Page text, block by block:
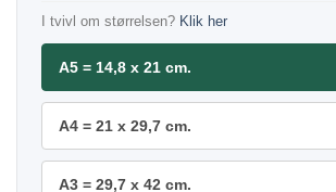
I tvivl om størrelsen? Klik her
A5 = 14,8 x 21 cm.
A4 = 21 x 29,7 cm.
A3 = 29,7 x 42 cm.